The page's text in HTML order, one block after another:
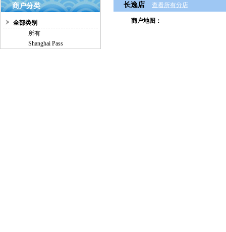
商户分类
全部类别
所有
Shanghai Pass
长逸店 查看所有分店
商户地图：